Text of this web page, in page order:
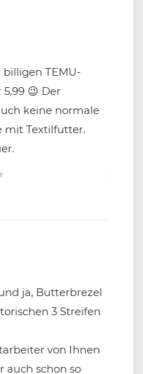
TEMU-
😉 Der
keine normale
mit Textilfutter.
ja, Butterbrezel
3 Streifen
von Ihnen
auch schon so